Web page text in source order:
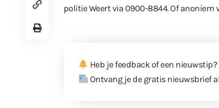
politie Weert via 0900-8844. Of anoniem
Heb je feedback of een nieuwstip?
Ontvang je de gratis nieuwsbrief